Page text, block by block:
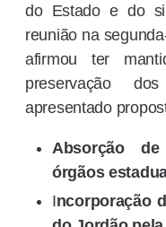
do Estado e do
reunião na
afirmou ter
preservação
apresentado
Absorção
órgãos
Incorporação